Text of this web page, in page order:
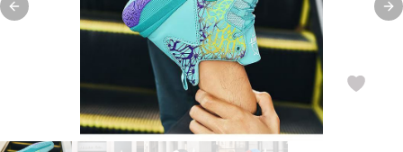
Previous slide